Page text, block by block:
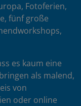
Fotoferien,
fünf große
es kaum eine
als malend,
von
oder online